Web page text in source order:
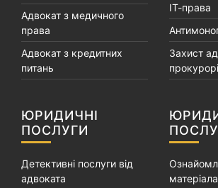
Адвокат з медичного
права
Адвокат з кредитних
питань
ІТ-права
Захист
ЮРИДИЧНІ
ПОСЛУГИ
Детективні послуги від
адвоката